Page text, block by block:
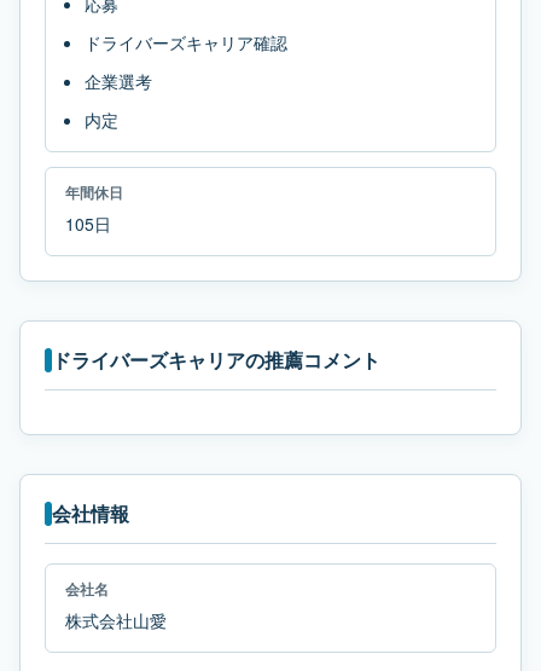
ドライバーズキャリア確認
企業選考
内定
年間休日
105日
ドライバーズキャリアの推薦コメント
会社情報
会社名
株式会社山愛